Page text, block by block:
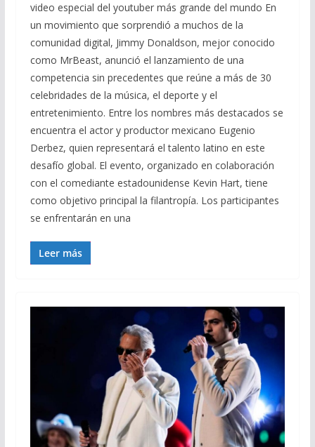
video especial del youtuber más grande del mundo En
un movimiento que sorprendió a muchos de la
comunidad digital, Jimmy Donaldson, mejor conocido
como MrBeast, anunció el lanzamiento de una
competencia sin precedentes que reúne a más de 30
celebridades de la música, el deporte y el
entretenimiento. Entre los nombres más destacados se
encuentra el actor y productor mexicano Eugenio
Derbez, quien representará el talento latino en este
desafío global. El evento, organizado en colaboración
con el comediante estadounidense Kevin Hart, tiene
como objetivo principal la filantropía. Los participantes
se enfrentarán en una
Leer más